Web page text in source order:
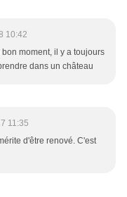
10:42
moment, il y a toujours
dans un château
11:35
d'être renové. C'est